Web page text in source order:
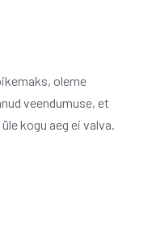
oleme
veendumuse, et
kogu aeg ei valva.